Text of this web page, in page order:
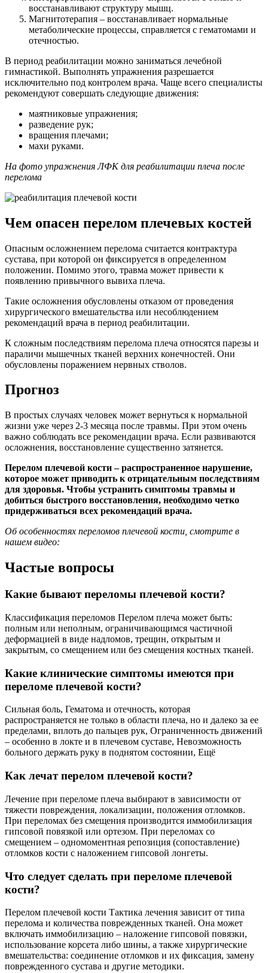
восстанавливают структуру мышц.
Магнитотерапия – восстанавливает нормальные
метаболические процессы, справляется с гематомами и
отечностью.
В период реабилитации можно заниматься лечебной
гимнастикой. Выполнять упражнения разрешается
исключительно под контролем врача. Чаще всего специалисты
рекомендуют совершать следующие движения:
маятниковые упражнения;
разведение рук;
вращения плечами;
махи руками.
На фото упражнения ЛФК для реабилитации плеча после
перелома
Чем опасен перелом плечевых костей
Опасным осложнением перелома считается контрактура
сустава, при которой он фиксируется в определенном
положении. Помимо этого, травма может привести к
появлению привычного вывиха плеча.
Такие осложнения обусловлены отказом от проведения
хирургического вмешательства или несоблюдением
рекомендаций врача в период реабилитации.
К сложным последствиям перелома плеча относятся парезы и
параличи мышечных тканей верхних конечностей. Они
обусловлены поражением нервных стволов.
Прогноз
В простых случаях человек может вернуться к нормальной
жизни уже через 2-3 месяца после травмы. При этом очень
важно соблюдать все рекомендации врача. Если развиваются
осложнения, восстановление существенно затянется.
Перелом плечевой кости – распространенное нарушение,
которое может приводить к отрицательным последствиям
для здоровья. Чтобы устранить симптомы травмы и
добиться быстрого восстановления, необходимо четко
придерживаться всех рекомендаций врача.
Об особенностях переломов плечевой кости, смотрите в
нашем видео:
Частые вопросы
Какие бывают переломы плечевой кости?
Классификация переломов Перелом плеча может быть:
полным или неполным, ограничивающимся частичной
деформацией в виде надломов, трещин, открытым и
закрытым, со смещением или без смещения костных тканей.
Какие клинические симптомы имеются при
переломе плечевой кости?
Сильная боль, Гематома и отечность, которая
распространяется не только в области плеча, но и далеко за ее
пределами, вплоть до пальцев рук, Ограниченность движений
– особенно в локте и в плечевом суставе, Невозможность
больного держать руку в поднятом состоянии, Ещё
Как лечат перелом плечевой кости?
Лечение при переломе плеча выбирают в зависимости от
тяжести повреждения, локализации, положения отломков.
При переломах без смещения производится иммобилизация
гипсовой повязкой или ортезом. При переломах со
смещением – одномоментная репозиция (сопоставление)
отломков кости с наложением гипсовой лонгеты.
Что следует сделать при переломе плечевой
кости?
Перелом плечевой кости Тактика лечения зависит от типа
перелома и количества поврежденных тканей. Она может
включать иммобилизацию – наложение гипсовой повязки,
использование корсета либо шины, а также хирургические
вмешательства: соединение отломков и их фиксация, замену
поврежденного сустава и другие методики.